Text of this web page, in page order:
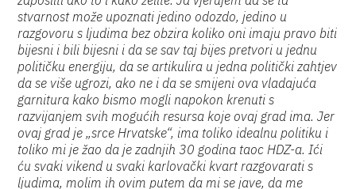
stvarnost može upoznati jedino odozdo, jedino u
razgovoru s ljudima bez obzira koliko oni imaju pravo biti
bijesni i bili bijesni i da se sav taj bijes pretvori u jednu
političku energiju, da se artikulira u jedna politički zahtjev
da se više ugrozi, ako ne i da se smijeni ova vladajuća
garnitura kako bismo mogli napokon krenuti s
razvijanjem svih mogućih resursa koje ovaj grad ima. Jer
ovaj grad je „srce Hrvatske“, ima toliko idealnu politiku i
toliko mi je žao da je zadnjih 30 godina taoc HDZ-a. Ići
ću svaki vikend u svaki karlovački kvart razgovarati s
ljudima, molim ih ovim putem da mi se jave, da me